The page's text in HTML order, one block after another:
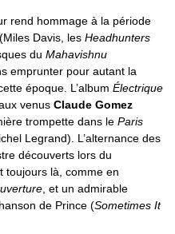
rend hommage à la période
Davis, les Headhunters
du Mahavishnu
emprunter pour autant la
époque. L’album Électrique
venus Claude Gomez
trompette dans le Paris
Legrand). L’alternance des
découverts lors du
toujours là, comme en
, et un admirable
de Prince (Sometimes It